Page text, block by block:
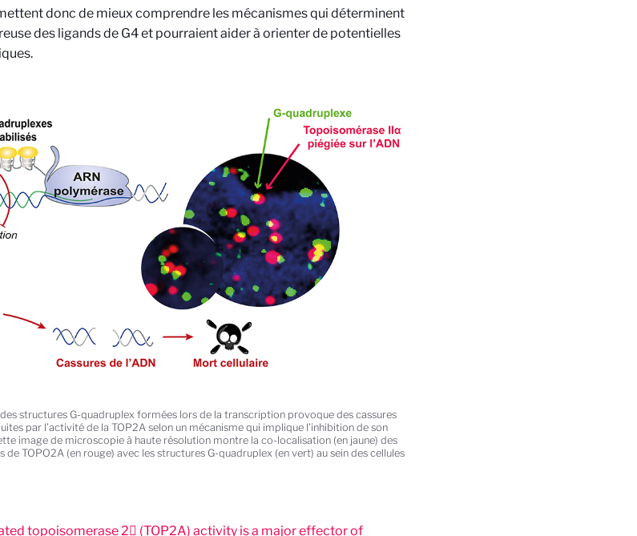
donc de mieux comprendre les mécanismes qui déterminent
des ligands de G4 et pourraient aider à orienter de potentielles
structures G-quadruplex formées lors de la transcription provoque des cassures
par l’activité de la TOP2A selon un mécanisme qui implique l’inhibition de son
image de microscopie à haute résolution montre la co-localisation (en jaune) des
de TOPO2A (en rouge) avec les structures G-quadruplex (en vert) au sein des cellules
topoisomerase 2 (TOP2A) activity is a major effector of